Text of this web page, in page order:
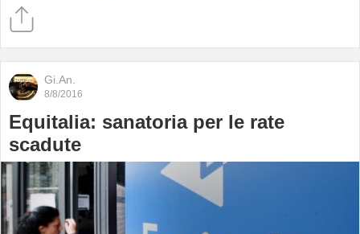
Gi.An.
8/8/2016
Equitalia: sanatoria per le rate
scadute